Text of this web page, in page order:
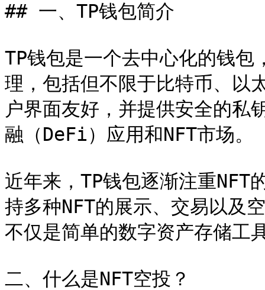
## 一、TP钱包简介
TP钱包是一个去中心化的钱
理，包括但不限于比特币、以
户界面友好，并提供安全的私
融（DeFi）应用和NFT市场。
近年来，TP钱包逐渐注重NFT
持多种NFT的展示、交易以及
不仅是简单的数字资产存储工
二、什么是NFT空投？